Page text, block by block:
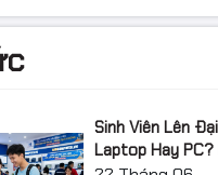
hiện đại với mức giá hợp
Sinh Viên Lên
Laptop Hay